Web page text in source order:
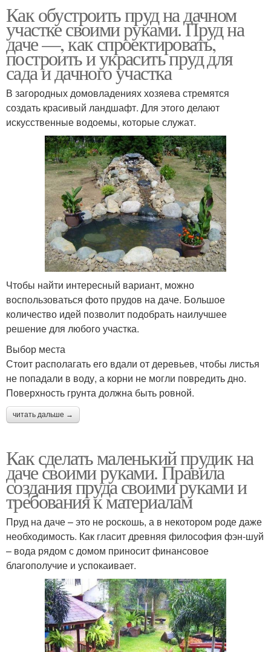
Как обустроить пруд на дачном
участке своими руками. Пруд на
даче —, как спроектировать,
построить и украсить пруд для
сада и дачного участка
В загородных домовладениях хозяева стремятся
создать красивый ландшафт. Для этого делают
искусственные водоемы, которые служат.
Чтобы найти интересный вариант, можно
воспользоваться фото прудов на даче. Большое
количество идей позволит подобрать наилучшее
решение для любого участка.
Выбор места
Стоит располагать его вдали от деревьев, чтобы листья
не попадали в воду, а корни не могли повредить дно.
Поверхность грунта должна быть ровной.
читать дальше →
Как сделать маленький прудик на
даче своими руками. Правила
создания пруда своими руками и
требования к материалам
Пруд на даче – это не роскошь, а в некотором роде даже
необходимость. Как гласит древняя философия фэн-шуй
– вода рядом с домом приносит финансовое
благополучие и успокаивает.